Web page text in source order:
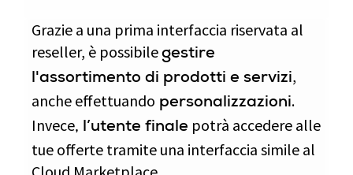
Grazie a una prima interfaccia riservata al
reseller, è possibile gestire
l'assortimento di prodotti e servizi,
anche effettuando personalizzazioni.
Invece, l’utente finale potrà accedere alle
tue offerte tramite una interfaccia simile al